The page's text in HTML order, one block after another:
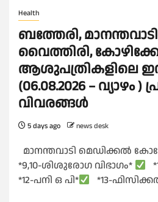
Health
ബത്തേരി,
വൈത്തിരി,
ആശുപത്രികളിലെ
(06.08.2026 – വ്യാഴം )
വിവരങ്ങൾ
5 days ago news desk
മാനന്തവാടി മെഡിക്കൽ
*9,10-ശിശുരോഗ വിഭാഗം*
*12-പനി ഒ പി*
*13-